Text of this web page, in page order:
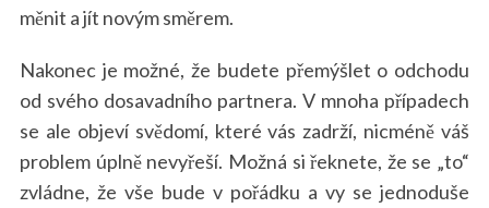
měnit a jít novým směrem.
Nakonec je možné, že budete přemýšlet o odchodu
od svého dosavadního partnera. V mnoha případech
se ale objeví svědomí, které vás zadrží, nicméně váš
problem úplně nevyřeší. Možná si řeknete, že se „to“
zvládne, že vše bude v pořádku a vy se jednoduše